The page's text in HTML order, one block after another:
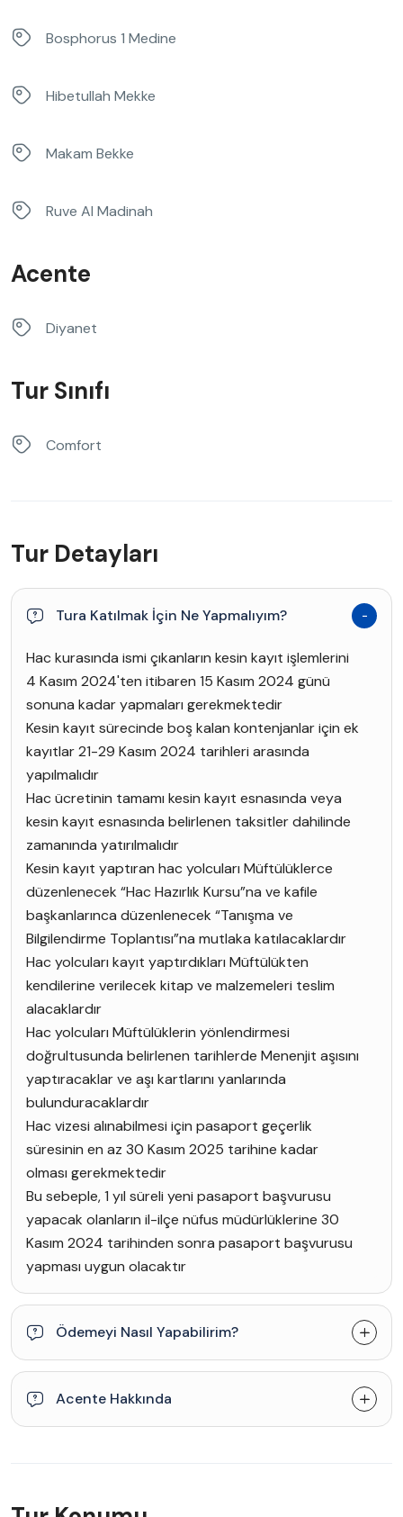
Bosphorus 1 Medine
Hibetullah Mekke
Makam Bekke
Ruve Al Madinah
Acente
Diyanet
Tur Sınıfı
Comfort
Tur Detayları
Tura Katılmak İçin Ne Yapmalıyım?
Hac kurasında ismi çıkanların kesin kayıt işlemlerini
4 Kasım 2024'ten itibaren 15 Kasım 2024 günü
sonuna kadar yapmaları gerekmektedir
Kesin kayıt sürecinde boş kalan kontenjanlar için ek
kayıtlar 21-29 Kasım 2024 tarihleri arasında
yapılmalıdır
Hac ücretinin tamamı kesin kayıt esnasında veya
kesin kayıt esnasında belirlenen taksitler dahilinde
zamanında yatırılmalıdır
Kesin kayıt yaptıran hac yolcuları Müftülüklerce
düzenlenecek “Hac Hazırlık Kursu”na ve kafile
başkanlarınca düzenlenecek “Tanışma ve
Bilgilendirme Toplantısı”na mutlaka katılacaklardır
Hac yolcuları kayıt yaptırdıkları Müftülükten
kendilerine verilecek kitap ve malzemeleri teslim
alacaklardır
Hac yolcuları Müftülüklerin yönlendirmesi
doğrultusunda belirlenen tarihlerde Menenjit aşısını
yaptıracaklar ve aşı kartlarını yanlarında
buIunduracaklardır
Hac vizesi alınabilmesi için pasaport geçerlik
süresinin en az 30 Kasım 2025 tarihine kadar
olması gerekmektedir
Bu sebeple, 1 yıl süreli yeni pasaport başvurusu
yapacak olanların il-ilçe nüfus müdürlüklerine 30
Kasım 2024 tarihinden sonra pasaport başvurusu
yapması uygun olacaktır
Ödemeyi Nasıl Yapabilirim?
Acente Hakkında